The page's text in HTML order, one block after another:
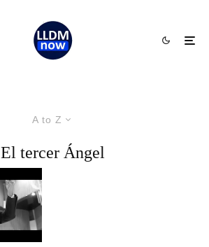
A to Z
El tercer Ángel